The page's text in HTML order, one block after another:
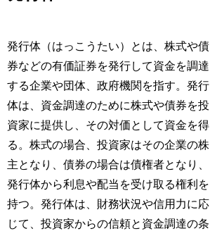
発行体（はっこうたい）とは、株式や債
券などの有価証券を発行して資金を調達
する企業や団体、政府機関を指す。発行
体は、資金調達のために株式や債券を投
資家に提供し、その対価として資金を得
る。株式の場合、投資家はその企業の株
主となり、債券の場合は債権者となり、
発行体から利息や配当を受け取る権利を
持つ。発行体は、財務状況や信用力に応
じて、投資家からの信頼と資金調達の条